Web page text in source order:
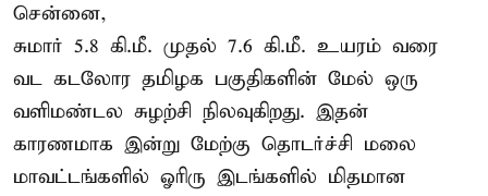
சென்னை,
சுமார் 5.8 கி.மீ. முதல் 7.6 கி.மீ. உயரம் வரை
வட கடலோர தமிழக பகுதிகளின் மேல் ஒரு
வளிமண்டல சுழற்சி நிலவுகிறது. இதன்
காரணமாக இன்று மேற்கு தொடர்ச்சி மலை
மாவட்டங்களில் ஓரிரு இடங்களில் மிதமான